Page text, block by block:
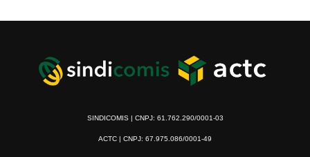
SINDICOMIS | CNPJ: 61.762.290/0001-03
ACTC | CNPJ: 67.975.086/0001-49